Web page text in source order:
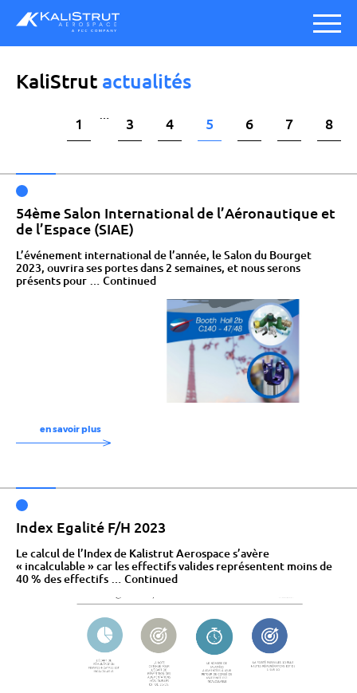
KaliStrut actualités
1 3 4 5 6 7 8
54ème Salon International de l’Aéronautique et
de l’Espace (SIAE)
L’événement international de l’année, le Salon du Bourget
2023, ouvrira ses portes dans 2 semaines, et nous serons
présents pour … Continued
en savoir plus
Index Egalité F/H 2023
Le calcul de l’Index de Kalistrut Aerospace s’avère
« incalculable » car les effectifs valides représentent moins de
40 % des effectifs … Continued